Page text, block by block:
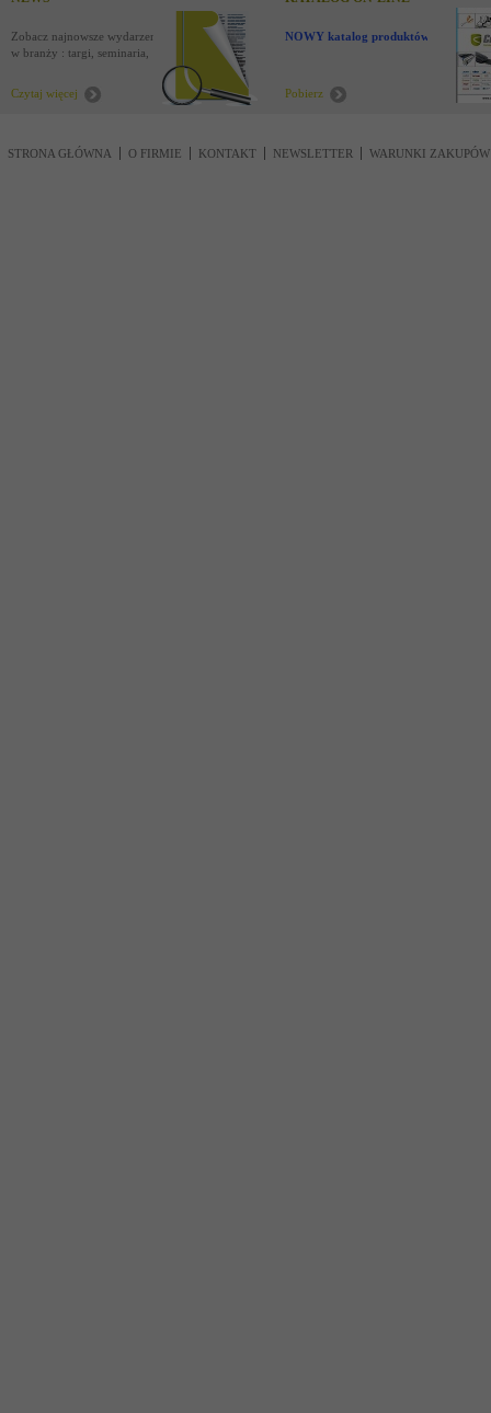
Zobacz najnowsze wydarzenia
w branży : targi, seminaria,
Czytaj więcej
NOWY katalog produktów !
Pobierz
STRONA GŁÓWNA O FIRMIE KONTAKT NEWSLETTER WARUNKI ZAKUPÓW